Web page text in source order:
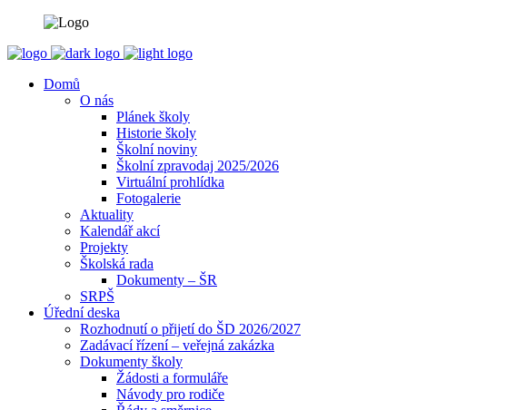
Domů
O nás
Plánek školy
Historie školy
Školní noviny
Školní zpravodaj 2025/2026
Virtuální prohlídka
Fotogalerie
Aktuality
Kalendář akcí
Projekty
Školská rada
Dokumenty – ŠR
SRPŠ
Úřední deska
Rozhodnutí o přijetí do ŠD 2026/2027
Zadávací řízení – veřejná zakázka
Dokumenty školy
Žádosti a formuláře
Návody pro rodiče